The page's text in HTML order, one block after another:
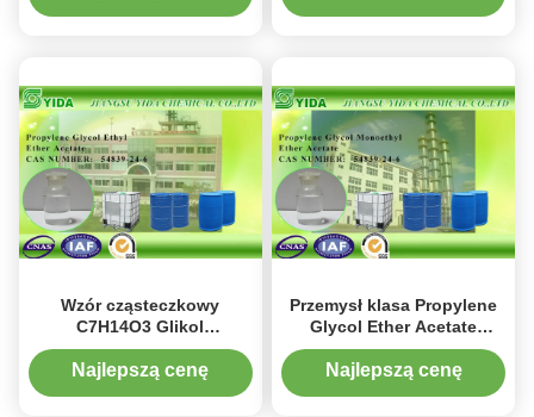
Glikol propylenowy Tlenek
Wzór cząsteczkowy
C7H14O3 Glikol
propylenowy octan etylu /
eter etoksy octan propylu
Najlepszą cenę
Przemysł klasa Propylene
Glycol Ether Acetate
monoetylowego W
standardzie SGS
Najlepszą cenę